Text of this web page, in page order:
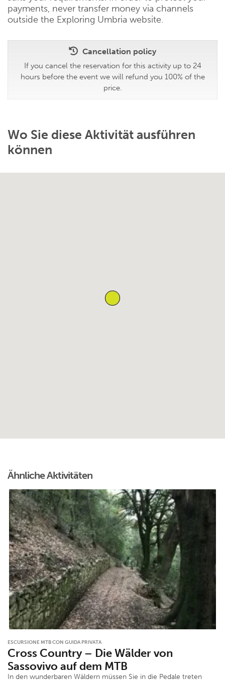
payments, never transfer money via channels
outside the Exploring Umbria website.
Cancellation policy
If you cancel the reservation for this activity up to 24
hours before the event we will refund you 100% of the
price.
Wo Sie diese Aktivität ausführen
können
Ähnliche Aktivitäten
ESCURSIONE MTB CON GUIDA PRIVATA
Cross Country – Die Wälder von
Sassovivo auf dem MTB
In den wunderbaren Wäldern müssen Sie in die Pedale treten